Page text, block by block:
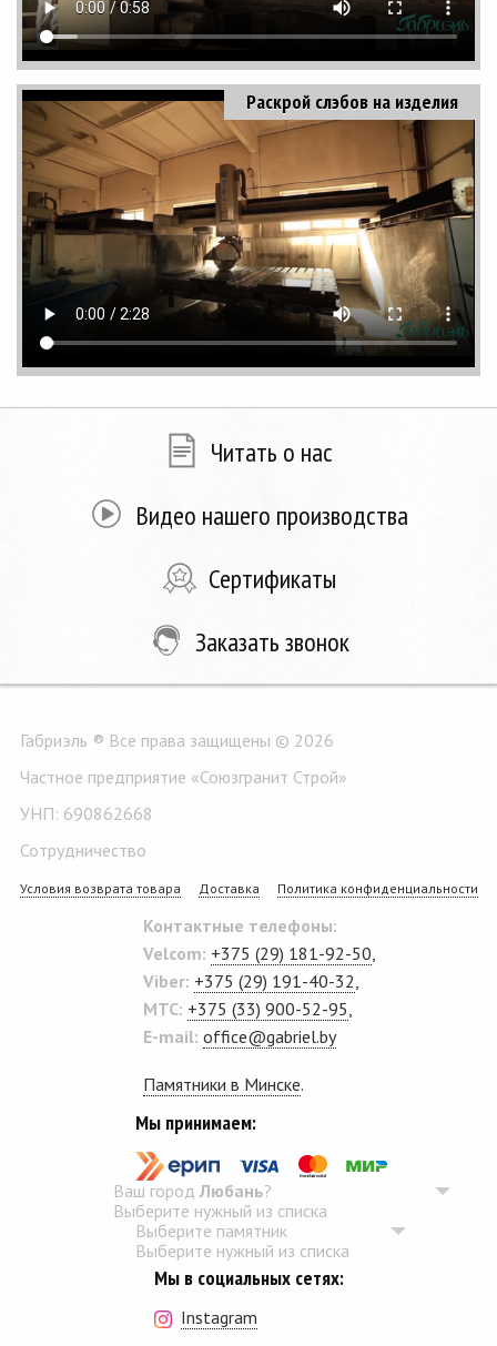
Раскрой слэбов на изделия
Читать о нас
Видео нашего производства
Сертификаты
Заказать звонок
Габриэль ® Все права защищены © 2026
Частное предприятие «Союзгранит Строй»
УНП: 690862668
Сотрудничество
Условия возврата товара Доставка Политика конфиденциальности
Контактные телефоны:
Velcom: +375 (29) 181-92-50,
Viber: +375 (29) 191-40-32,
MTC: +375 (33) 900-52-95,
E-mail: office@gabriel.by
Памятники в Минске.
Мы принимаем:
Ваш городЛюбань?
Выберите нужный из списка
Выберите памятник
Выберите нужный из списка
Мы в социальных сетях:
Instagram